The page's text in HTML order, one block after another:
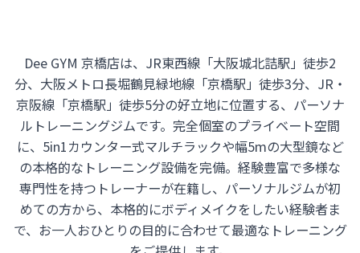
Dee GYM 京橋店は、JR東西線「大阪城北詰駅」徒歩2
分、大阪メトロ長堀鶴見緑地線「京橋駅」徒歩3分、JR・
京阪線「京橋駅」徒歩5分の好立地に位置する、パーソナ
ルトレーニングジムです。完全個室のプライベート空間
に、5in1カウンター式マルチラックや幅5mの大型鏡など
の本格的なトレーニング設備を完備。経験豊富で多様な
専門性を持つトレーナーが在籍し、パーソナルジムが初
めての方から、本格的にボディメイクをしたい経験者ま
で、お一人おひとりの目的に合わせて最適なトレーニング